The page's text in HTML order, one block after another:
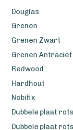
Douglas
Grenen
Grenen Zwart
Grenen Antraciet
Redwood
Hardhout
Nobifix
Dubbele plaat
Dubbele plaat